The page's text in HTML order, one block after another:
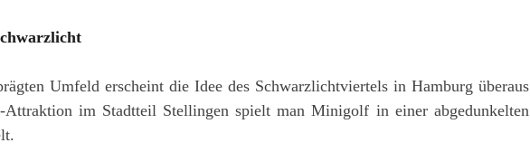
Umfeld erscheint die Idee des Schwarzlichtviertels in Hamburg überaus
im Stadtteil Stellingen spielt man Minigolf in einer abgedunkelten